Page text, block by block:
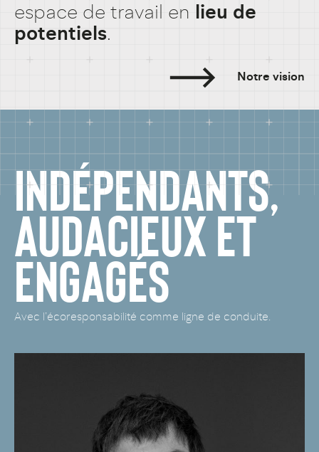
espace de travail en lieu de
potentiels.
Notre vision
INDÉPENDANTS,
AUDACIEUX ET
ENGAGÉS
Avec l’écoresponsabilité comme ligne de conduite.